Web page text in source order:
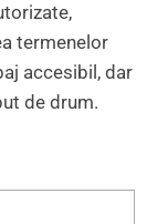
termenelor
accesibil, dar
de drum.